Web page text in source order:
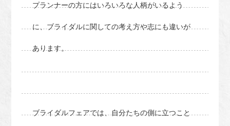
プランナーの方にはいろいろな人柄がいるよう
に、ブライダルに関しての考え方や志にも違いが
あります。
ブライダルフェアでは、自分たちの側に立つこと